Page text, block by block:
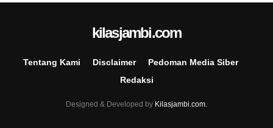
kilasjambi.com
Tentang Kami Disclaimer
Pedoman Media Siber
Redaksi
Designed & Developed by Kilasjambi.com.